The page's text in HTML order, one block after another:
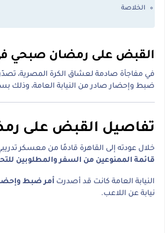
الخلاصة
القبض على رمضان صبحي في
في مفاجأة صادمة لعشاق الكرة المصرية،
ضبط وإحضار صادر من النيابة العامة، وذلك
تفاصيل القبض على
خلال عودته إلى القاهرة قادمًا من معسكر
قائمة الممنوعين من السفر والمطلوبين
النيابة العامة كانت قد أصدرت أمر ضبط
نيابة عن اللاعب.